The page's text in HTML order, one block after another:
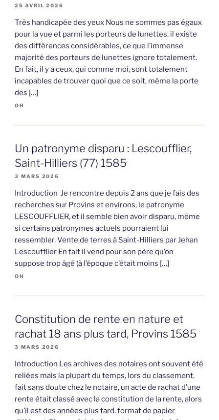
25 AVRIL 2026
Très handicapée des yeux Nous ne sommes pas égaux
pour la vue et parmi les porteurs de lunettes, il existe
des différences considérables, ce que l’immense
majorité des porteurs de lunettes ignore totalement.
En fait, il y a ceux, qui comme moi, sont totalement
incapables de trouver quoi que ce soit, même la porte
des […]
OH
Un patronyme disparu : Lescoufflier,
Saint-Hilliers (77) 1585
3 MARS 2026
Introduction Je rencontre depuis 2 ans que je fais des
recherches sur Provins et environs, le patronyme
LESCOUFFLIER, et il semble bien avoir disparu, même
si certains patronymes actuels pourraient lui
ressembler. Vente de terres à Saint-Hilliers par Jehan
Lescoufflier En fait il vend pour son père qu’on
suppose trop âgé (à l’époque c’était moins […]
OH
Constitution de rente en nature et
rachat 18 ans plus tard, Provins 1585
3 MARS 2026
Introduction Les archives des notaires ont souvent été
reliées mais la plupart du temps, lors du classement,
fait sans doute chez le notaire, un acte de rachat d’une
rente était classé avec la constitution de la rente, alors
qu’il est des années plus tard. format de papier